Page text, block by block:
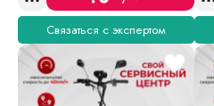
Связаться с экспертом